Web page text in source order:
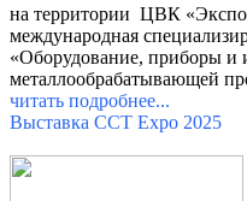
на территории ЦВК
международная
«Оборудование, приборы и
металлообрабатывающей
читать подробнее...
Выставка CCT Expo 2025